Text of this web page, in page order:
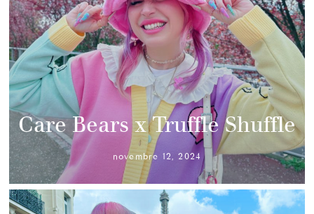
Care Bears x Truffle Shuffle
novembre 12, 2024